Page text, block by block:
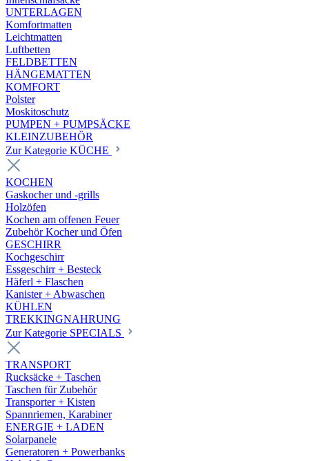
UNTERLAGEN
Komfortmatten
Leichtmatten
Luftbetten
FELDBETTEN
HÄNGEMATTEN
KOMFORT
Polster
Moskitoschutz
PUMPEN + PUMPSÄCKE
KLEINZUBEHÖR
Zur Kategorie KÜCHE
KOCHEN
Gaskocher und -grills
Holzöfen
Kochen am offenen Feuer
Zubehör Kocher und Öfen
GESCHIRR
Kochgeschirr
Essgeschirr + Besteck
Häferl + Flaschen
Kanister + Abwaschen
KÜHLEN
TREKKINGNAHRUNG
Zur Kategorie SPECIALS
TRANSPORT
Rucksäcke + Taschen
Taschen für Zubehör
Transporter + Kisten
Spannriemen, Karabiner
ENERGIE + LADEN
Solarpanele
Generatoren + Powerbanks